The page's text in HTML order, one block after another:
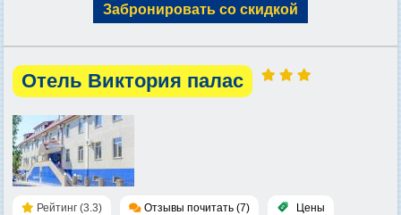
Забронировать со скидкой
Отель Виктория палас
Рейтинг (3.3) Отзывы почитать (7) Цены